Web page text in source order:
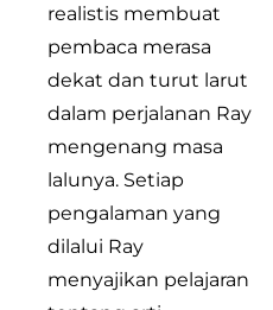
realistis membuat
pembaca merasa
dekat dan turut larut
dalam perjalanan Ray
mengenang masa
lalunya. Setiap
pengalaman yang
dilalui Ray
menyajikan pelajaran